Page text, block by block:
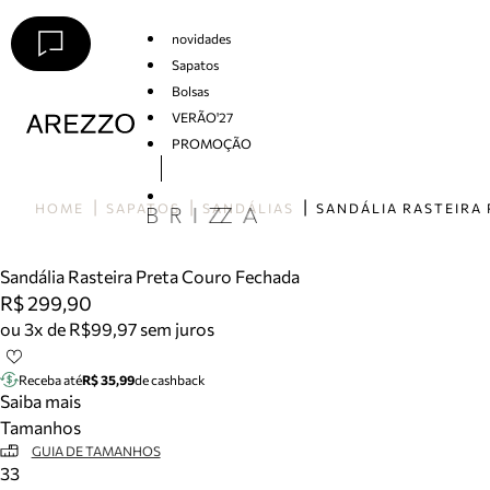
novidades
Sapatos
Bolsas
VERÃO'27
PROMOÇÃO
HOME SAPATOS SANDÁLIAS
Sandália Rasteira Preta Couro Fechada
R$ 299,90
ou 3x de R$99,97 sem juros
Receba atéR$ 35,99de cashback
Saiba mais
Tamanhos
GUIA DE TAMANHOS
33